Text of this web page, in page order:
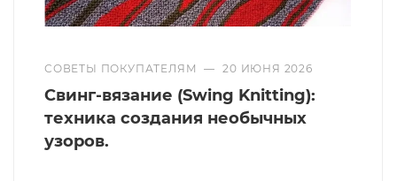
СОВЕТЫ ПОКУПАТЕЛЯМ — 20 ИЮНЯ 2026
Свинг-вязание (Swing Knitting):
техника создания необычных
узоров.